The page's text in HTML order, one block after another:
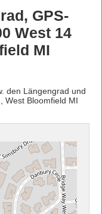
GPS-
West 14
MI
den Längengrad und
West Bloomfield MI